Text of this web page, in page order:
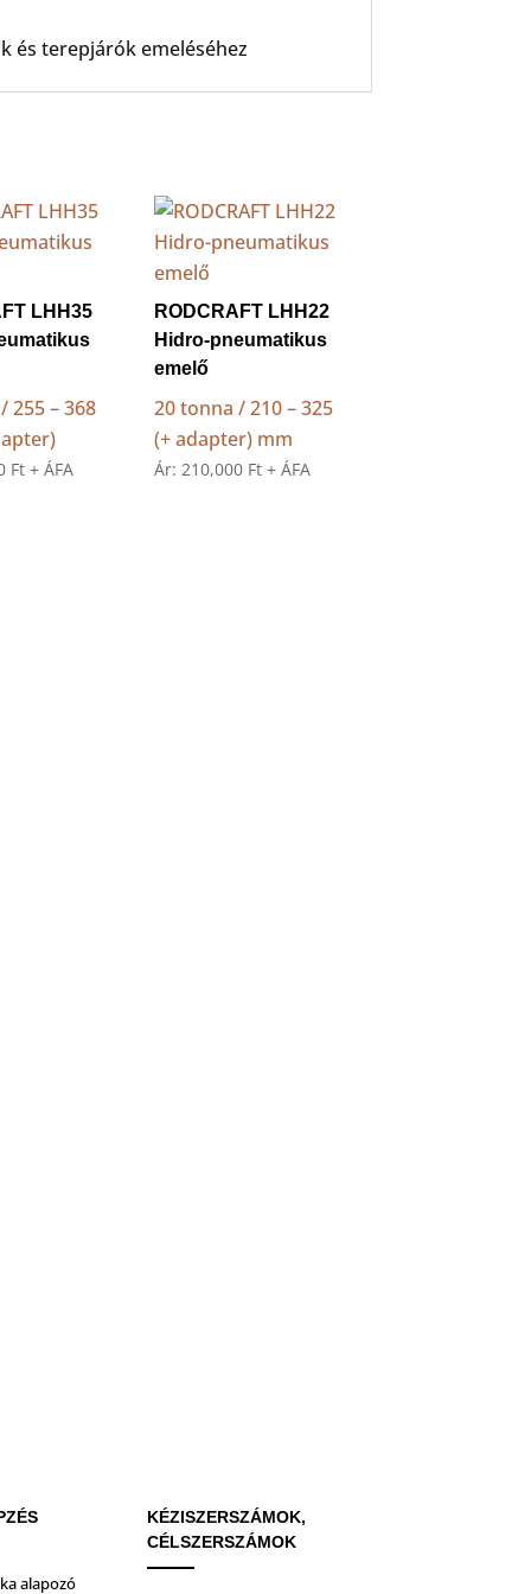
és terepjárók emeléséhez
LHH35
255 – 368
Ft + ÁFA
RODCRAFT LHH22
Hidro-pneumatikus
emelő
20 tonna / 210 – 325
(+ adapter) mm
Ár: 210,000 Ft + ÁFA
alapozó
KÉZISZERSZÁMOK,
CÉLSZERSZÁMOK